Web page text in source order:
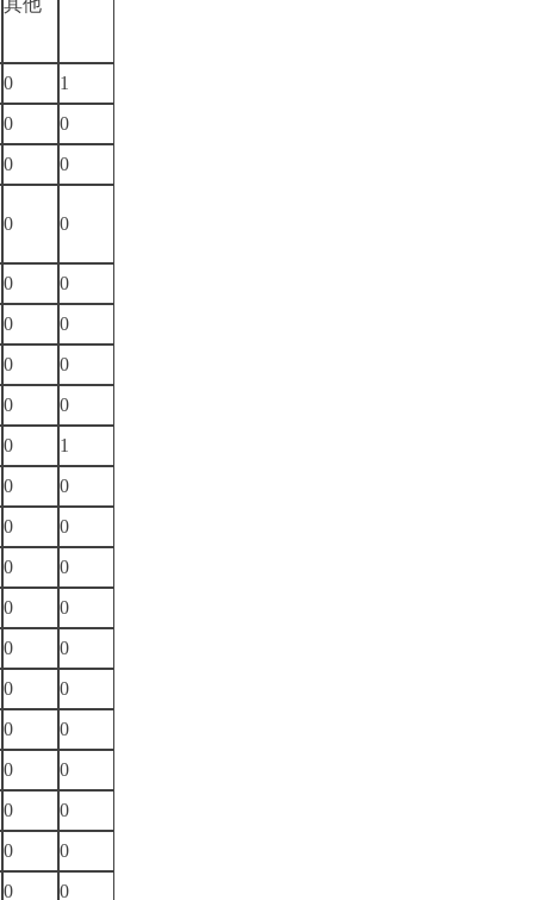
其他
0
1
0
0
0
0
0 0
0
0
0
0
0
0
0
0
0
1
0
0
0
0
0
0
0
0
0
0
0
0
0
0
0
0
0
0
0
0
0
0